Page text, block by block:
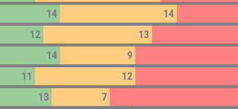
14 14
12 13
14 9
11 12
13 7